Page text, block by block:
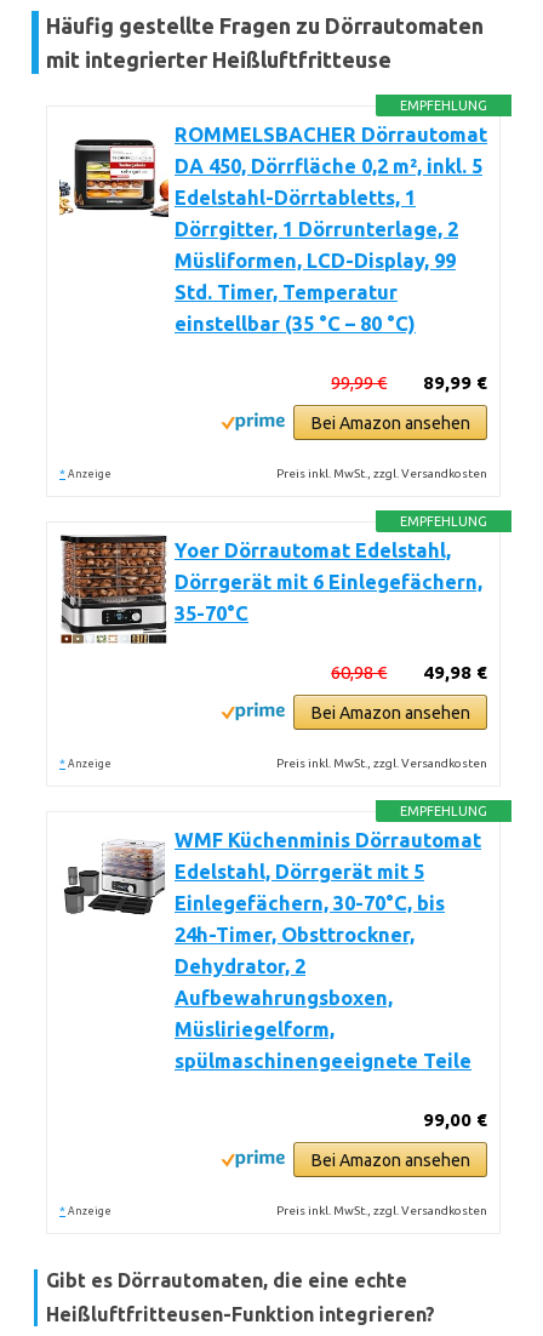
Häufig gestellte Fragen zu Dörrautomaten
mit integrierter Heißluftfritteuse
EMPFEHLUNG
ROMMELSBACHER Dörrautomat
DA 450, Dörrfläche 0,2 m², inkl. 5
Edelstahl-Dörrtabletts, 1
Dörrgitter, 1 Dörrunterlage, 2
Müsliformen, LCD-Display, 99
Std. Timer, Temperatur
einstellbar (35 °C – 80 °C)
89,99 €
99,99 €
Bei Amazon ansehen
* Anzeige Preis inkl. MwSt., zzgl. Versandkosten
EMPFEHLUNG
Yoer Dörrautomat Edelstahl,
Dörrgerät mit 6 Einlegefächern,
35-70°C
49,98 €
60,98 €
Bei Amazon ansehen
* Anzeige Preis inkl. MwSt., zzgl. Versandkosten
EMPFEHLUNG
WMF Küchenminis Dörrautomat
Edelstahl, Dörrgerät mit 5
Einlegefächern, 30-70°C, bis
24h-Timer, Obsttrockner,
Dehydrator, 2
Aufbewahrungsboxen,
Müsliriegelform,
spülmaschinengeeignete Teile
99,00 €
Bei Amazon ansehen
* Anzeige Preis inkl. MwSt., zzgl. Versandkosten
Gibt es Dörrautomaten, die eine echte
Heißluftfritteusen-Funktion integrieren?